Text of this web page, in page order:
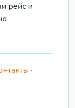
рейс и
·